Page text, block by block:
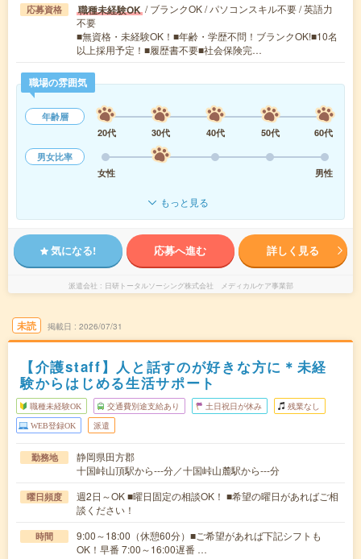
応募資格 職種未経験OK / ブランクOK / パソコンスキル不要 / 英語力
不要
■無資格・未経験OK！■年齢・学歴不問！ブランクOK!■10名
以上採用予定！■履歴書不要■社会保険完…
職場の雰囲気
年齢層
20代
30代 40代 50代
60代
男女比率
女性
男性
もっと見る
気になる! 応募へ進む 詳しく見る
派遣会社 日研トータルソーシング株式会社 メディカルケア事業部
未読 掲載日 2026/07/31
【介護staff】人と話すのが好きな方に＊未経
験からはじめる生活サポート
職種未経験OK 交通費別途支給あり 土日祝日が休み 残業なし
WEB登録OK 派遣
勤務地
静岡県田方郡
十国峠山頂駅から---分／十国峠山麓駅から---分
曜日頻度
週2日～OK ■曜日固定の相談OK！ ■希望の曜日があればご相
談ください！
時間
9:00～18:00（休憩60分）■ご希望があれば下記シフトも
OK！早番 7:00～16:00遅番 …